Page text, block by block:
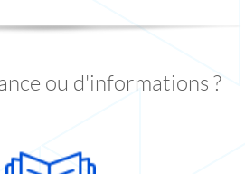
ou d'informations ?